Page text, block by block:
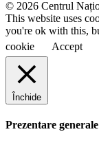
© 2026 Centrul
This website uses
you're ok with this,
cookie
Accept
Închide
Prezentare